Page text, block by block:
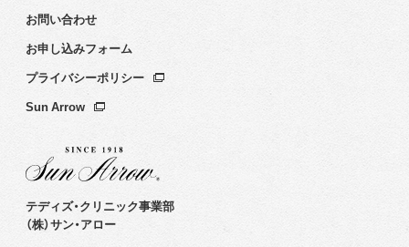
テディズ・クリニック事業部
（株）サン・アロー
お問い合わせ
お申し込みフォーム
プライバシーポリシー
Sun Arrow